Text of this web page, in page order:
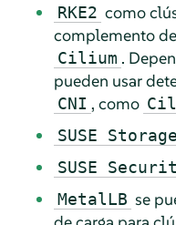
RKE2 como
complemento de
Cilium .
pueden usar
CNI , como
SUSE Storage
SUSE
MetalLB se